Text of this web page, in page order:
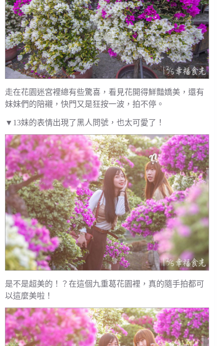
走在花園迷宮裡總有些驚喜，看見花開得鮮豔嬌美，還有
妹妹們的陪襯，快門又是狂按一波，拍不停。
▼13妹的表情出現了黑人問號，也太可愛了！
是不是超美的！？在這個九重葛花園裡，真的隨手拍都可
以這麼美啦！